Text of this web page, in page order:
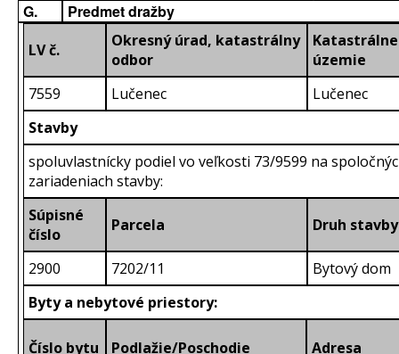
G. Predmet dražby
LV č.
Okresný úrad, katastrálny
odbor
Katastrálne
územie
7559
Lučenec
Lučenec
Stavby
spoluvlastnícky podiel vo veľkosti 73/9599 na
zariadeniach stavby:
Súpisné
číslo
Parcela Druh stavby
2900 7202/11
Bytový dom
Byty a nebytové priestory:
Číslo bytu Podlažie/Poschodie Adresa